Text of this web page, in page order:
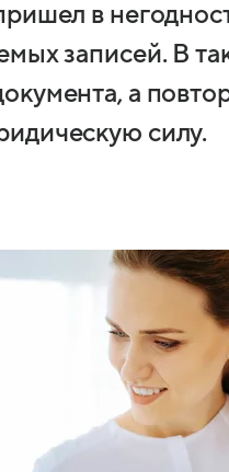
в
записей. В
а
силу.